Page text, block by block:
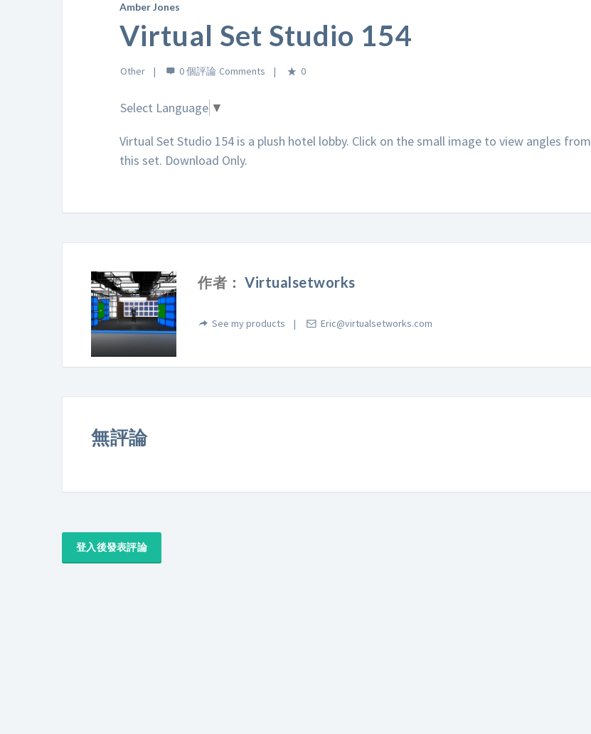
Amber Jones
Virtual Set Studio 154
Other 0 個評論 0
Select Language ▼
Virtual Set Studio 154 is a plush hotel lobby. Click on the small image to view angles from
this set. Download Only.
作者： Virtualsetworks
See my products Eric@virtualsetworks.com
無評論
登入後發表評論